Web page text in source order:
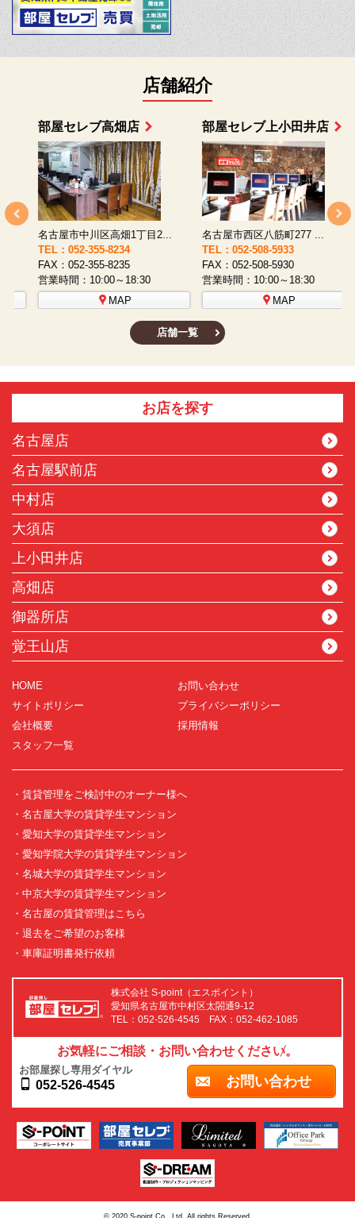
店舗紹介
部屋セレブ上小田井店
名古屋市西区八筋町277 ...
TEL：052-508-5933
FAX：052-508-5930
営業時間：10:00～18:30
MAP
部屋セレブ中村店
名古屋市中村区太閤通9-1...
TEL：052-481-0853
FAX：052-481-3587
営業時間：10:00～18:30
MAP
店舗一覧
お店を探す
名古屋店
名古屋駅前店
中村店
大須店
上小田井店
高畑店
御器所店
覚王山店
HOME
お問い合わせ
サイトポリシー
プライバシーポリシー
会社概要
採用情報
スタッフ一覧
・賃貸管理をご検討中のオーナー様へ
・名古屋大学の賃貸学生マンション
・愛知大学の賃貸学生マンション
・愛知学院大学の賃貸学生マンション
・名城大学の賃貸学生マンション
・中京大学の賃貸学生マンション
・名古屋の賃貸管理はこちら
・退去をご希望のお客様
・車庫証明書発行依頼
株式会社 S-point（エスポイント）
愛知県名古屋市中村区太閤通9-12
TEL：052-526-4545 FAX：052-462-1085
お気軽にご相談・お問い合わせください。
お部屋探し専用ダイヤル
052-526-4545 お問い合わせ
© 2020 S-point Co., Ltd. All rights Reserved.